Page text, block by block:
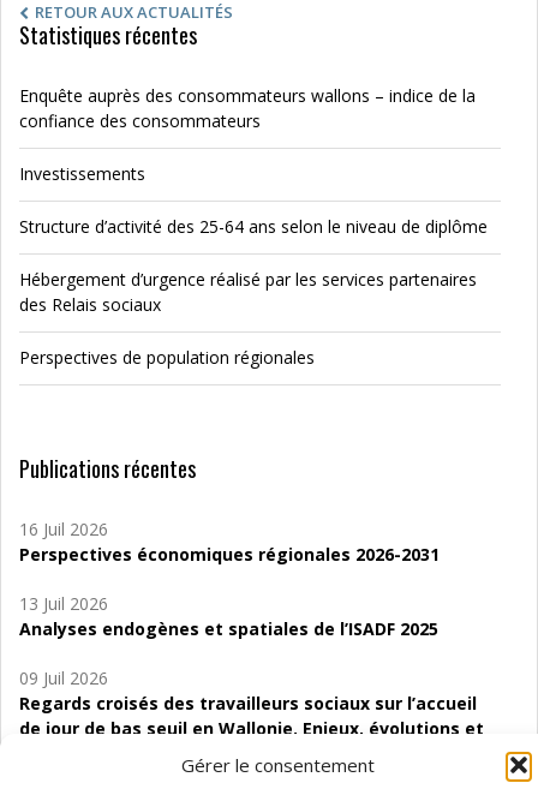
Gérer le consentement
RETOUR AUX ACTUALITÉS
Statistiques récentes
Enquête auprès des consommateurs wallons – indice de la
confiance des consommateurs
Investissements
Structure d’activité des 25-64 ans selon le niveau de diplôme
Hébergement d’urgence réalisé par les services partenaires
des Relais sociaux
Perspectives de population régionales
Publications récentes
16 Juil 2026
Perspectives économiques régionales 2026-2031
13 Juil 2026
Analyses endogènes et spatiales de l’ISADF 2025
09 Juil 2026
Regards croisés des travailleurs sociaux sur l’accueil
de jour de bas seuil en Wallonie. Enjeux, évolutions et